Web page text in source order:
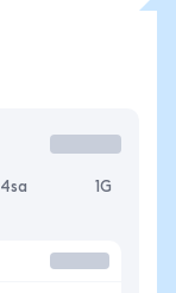
4sa 1G